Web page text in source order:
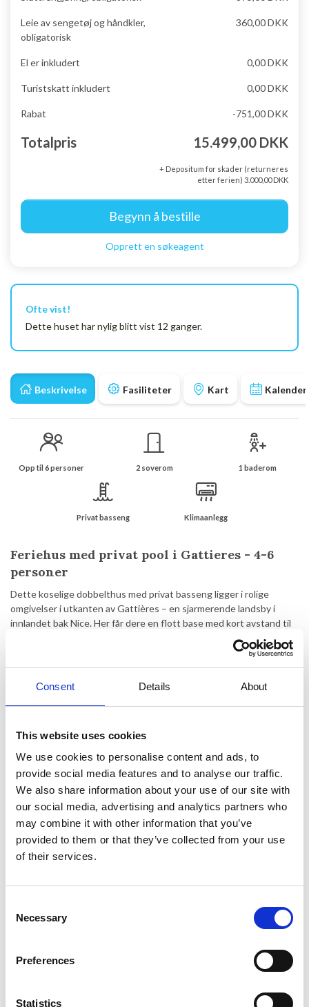
Consent Details About
This website uses cookies
We use cookies to personalise content and ads, to
provide social media features and to analyse our traffic.
We also share information about your use of our site with
our social media, advertising and analytics partners who
may combine it with other information that you’ve
provided to them or that they’ve collected from your use
of their services.
Selection
Necessary
Preferences
Statistics
Beskrivelse Fasiliteter Kart Kalender
Opp til 6 personer 2 soverom 1 baderom
Privat basseng Klimaanlegg
Feriehus med privat pool i Gattieres - 4-6
personer
Dette koselige dobbelthus med privat basseng ligger i rolige
omgivelser i utkanten av Gattières – en sjarmerende landsby i
innlandet bak Nice. Her får dere en flott base med kort avstand til
både Middelhavet og de autentiske provençalske fjellandsbyene.
landsbyatmosfære. Samtidig er det kun ca. 15 km til kysten og
strendene ved Cagnes-sur-Mer, hvor Rivieraens liv, restauranter
landskap med utsikt over Var-dalen og Middelhavet i horisonten.
Her er det gode muligheter for fotturer, sykling og utflukter til
nærliggende perler som Saint-Paul-de-Vence, Vence og Nice, alle
innen kort kjøretur.
Semesterhuset:
Huset er på ett plan og har en praktisk planløsning for 4–6
Kontor med sovesofa (ekstra soveplass for 2 barn)
Utenfor finner dere et flott privat bassengområde uten innsyn,
Leie av sengetøj og håndkler,
obligatorisk
360,00 DKK
El er inkludert 0,00 DKK
Turistskatt inkludert 0,00 DKK
Rabat -751,00 DKK
Totalpris 15.499,00 DKK
+ Depositum for skader (returneres
etter ferien) 3.000,00 DKK
Begynn å bestille
Opprett en søkeagent
Ofte vist!
Dette huset har nylig blitt vist 12 ganger.